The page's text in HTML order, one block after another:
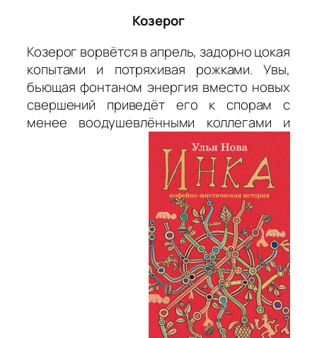
Козерог
Козерог ворвётся в апрель, задорно цокая
копытами и потряхивая рожками. Увы,
бьющая фонтаном энергия вместо новых
свершений приведёт его к спорам с
менее воодушевлёнными коллегами и